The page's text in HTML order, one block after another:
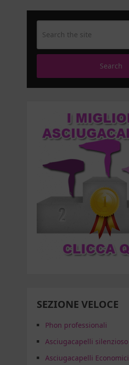
Search
SEZIONE VELOCE
Phon professionali
Asciugacapelli silenzioso
Asciugacapelli Economici